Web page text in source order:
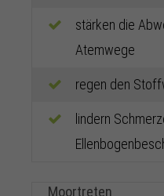
stärken die
Atemwege
regen den
lindern
Moortreten